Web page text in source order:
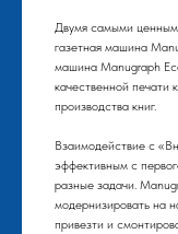
Двумя самыми
газетная машина
машина Manugraph
качественной
производства книг.
Взаимодействие с
эффективным с
разные задачи.
модернизировать на
привезти и